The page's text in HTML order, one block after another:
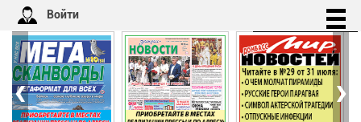
Войти
‹ ›